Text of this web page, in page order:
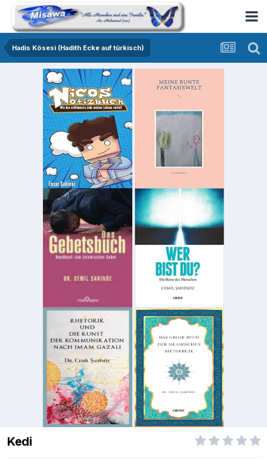
Hadis Kösesi (Hadith Ecke auf türkisch)
Kedi